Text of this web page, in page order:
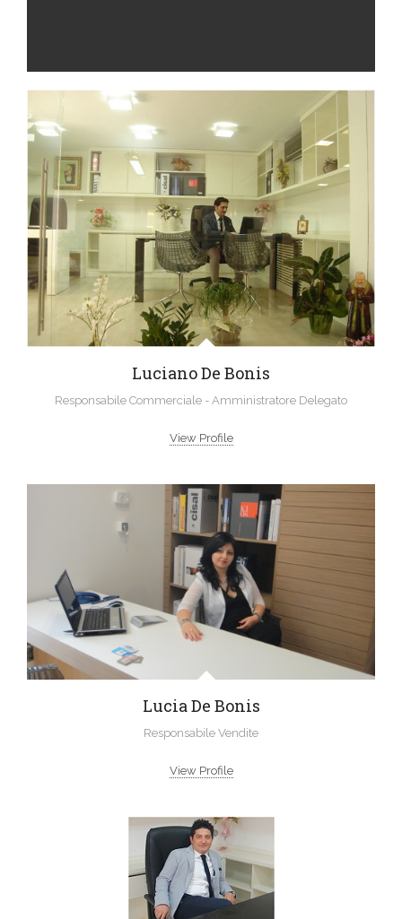
Luciano De Bonis
Responsabile Commerciale - Amministratore Delegato
View Profile
Lucia De Bonis
Responsabile Vendite
View Profile